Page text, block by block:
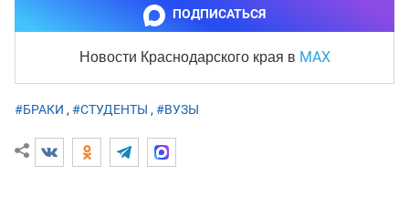
ПОДПИСАТЬСЯ
Новости Краснодарского края в MAX
#БРАКИ , #СТУДЕНТЫ , #ВУЗЫ